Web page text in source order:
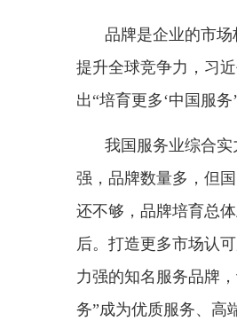
“十五五”开局起步，沿
记指引的方向，加快培育
应用新技术、拓展新领域
体系建设，在推进中国式
程中发挥更加关键作用。
分享：
主办：新疆乌恰县人民政府办公室 承
政府网站标识码：6530240001新公
地 址：新疆克州乌恰县光明路1号 联